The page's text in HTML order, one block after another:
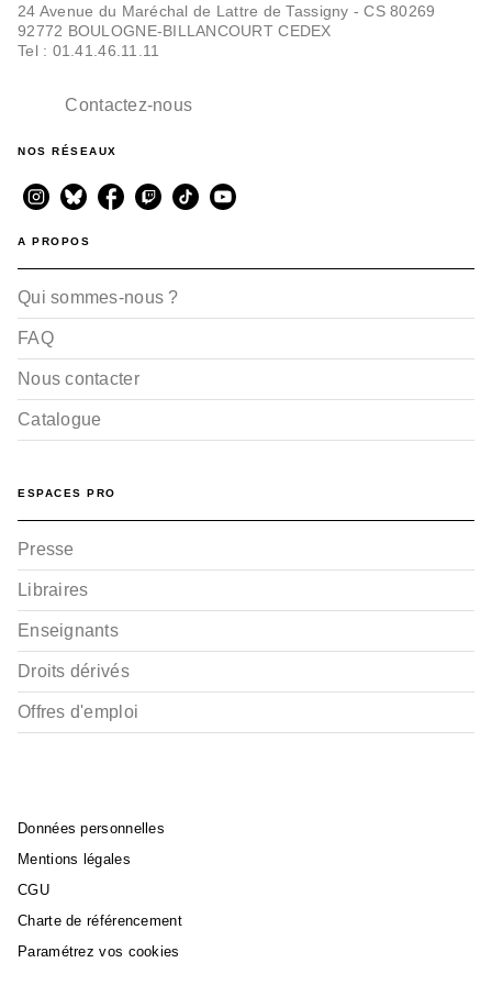
24 Avenue du Maréchal de Lattre de Tassigny - CS 80269
92772 BOULOGNE-BILLANCOURT CEDEX
Tel : 01.41.46.11.11
Contactez-nous
NOS RÉSEAUX
A PROPOS
Qui sommes-nous ?
FAQ
Nous contacter
Catalogue
ESPACES PRO
Presse
Libraires
Enseignants
Droits dérivés
Offres d'emploi
Données personnelles
Mentions légales
CGU
Charte de référencement
Paramétrez vos cookies